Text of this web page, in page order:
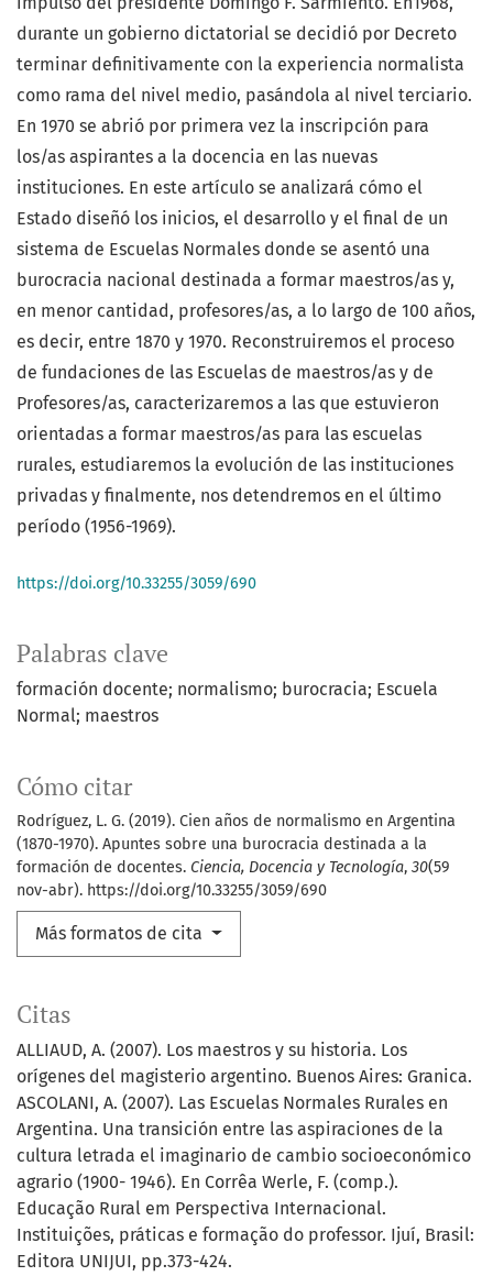
Palabras clave
formación docente; normalismo; burocracia; Escuela
Normal; maestros
Cómo citar
Rodríguez, L. G. (2019). Cien años de normalismo en Argentina
(1870-1970). Apuntes sobre una burocracia destinada a la
formación de docentes. Ciencia, Docencia y Tecnología, 30(59
nov-abr). https://doi.org/10.33255/3059/690
Más formatos de cita
durante un gobierno dictatorial se decidió por Decreto
terminar definitivamente con la experiencia normalista
como rama del nivel medio, pasándola al nivel terciario.
En 1970 se abrió por primera vez la inscripción para
los/as aspirantes a la docencia en las nuevas
instituciones. En este artículo se analizará cómo el
Estado diseñó los inicios, el desarrollo y el final de un
sistema de Escuelas Normales donde se asentó una
burocracia nacional destinada a formar maestros/as y,
en menor cantidad, profesores/as, a lo largo de 100 años,
es decir, entre 1870 y 1970. Reconstruiremos el proceso
de fundaciones de las Escuelas de maestros/as y de
Profesores/as, caracterizaremos a las que estuvieron
orientadas a formar maestros/as para las escuelas
rurales, estudiaremos la evolución de las instituciones
privadas y finalmente, nos detendremos en el último
período (1956-1969).
https://doi.org/10.33255/3059/690
Citas
ALLIAUD, A. (2007). Los maestros y su historia. Los
orígenes del magisterio argentino. Buenos Aires: Granica.
ASCOLANI, A. (2007). Las Escuelas Normales Rurales en
Argentina. Una transición entre las aspiraciones de la
cultura letrada el imaginario de cambio socioeconómico
agrario (1900- 1946). En Corrêa Werle, F. (comp.).
Educação Rural em Perspectiva Internacional.
Instituições, práticas e formação do professor. Ijuí, Brasil:
Editora UNIJUI, pp.373-424.